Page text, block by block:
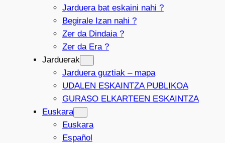
Jarduera bat eskaini nahi ?
Begirale Izan nahi ?
Zer da Dindaia ?
Zer da Era ?
Jarduerak
Jarduera guztiak – mapa
UDALEN ESKAINTZA PUBLIKOA
GURASO ELKARTEEN ESKAINTZA
Euskara
Euskara
Español